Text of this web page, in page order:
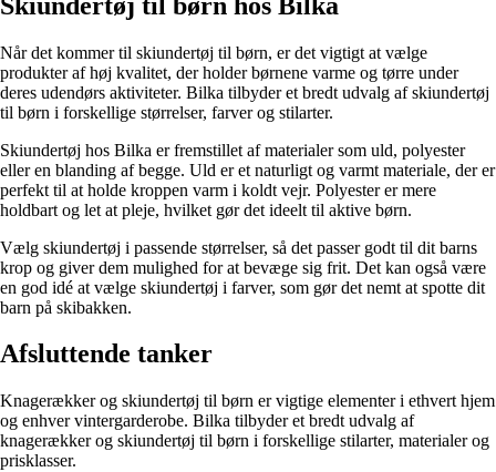
Når det kommer til skiundertøj til børn, er det vigtigt at vælge
produkter af høj kvalitet, der holder børnene varme og tørre under
deres udendørs aktiviteter. Bilka tilbyder et bredt udvalg af skiundertøj
til børn i forskellige størrelser, farver og stilarter.
Skiundertøj hos Bilka er fremstillet af materialer som uld, polyester
eller en blanding af begge. Uld er et naturligt og varmt materiale, der er
perfekt til at holde kroppen varm i koldt vejr. Polyester er mere
holdbart og let at pleje, hvilket gør det ideelt til aktive børn.
Vælg skiundertøj i passende størrelser, så det passer godt til dit barns
krop og giver dem mulighed for at bevæge sig frit. Det kan også være
en god idé at vælge skiundertøj i farver, som gør det nemt at spotte dit
barn på skibakken.
Afsluttende tanker
Knagerækker og skiundertøj til børn er vigtige elementer i ethvert hjem
og enhver vintergarderobe. Bilka tilbyder et bredt udvalg af
knagerækker og skiundertøj til børn i forskellige stilarter, materialer og
prisklasser.